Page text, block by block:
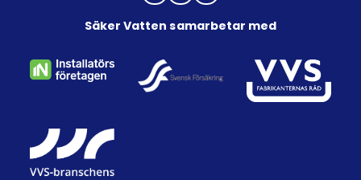
Säker Vatten samarbetar med